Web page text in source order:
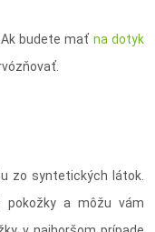
budete mať na dotyk
zo syntetických látok.
pokožky a môžu vám